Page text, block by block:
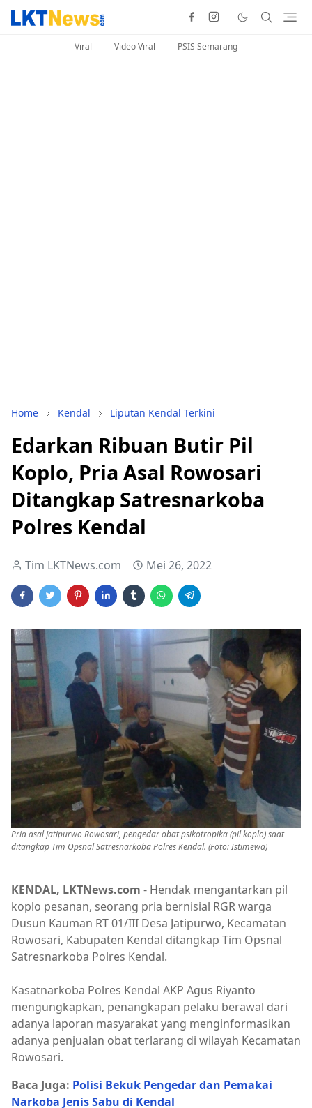
Viral Video Viral PSIS Semarang
Home Kendal Liputan Kendal Terkini
Edarkan Ribuan Butir Pil
Koplo, Pria Asal Rowosari
Ditangkap Satresnarkoba
Polres Kendal
Tim LKTNews.com Mei 26, 2022
Pria asal Jatipurwo Rowosari, pengedar obat psikotropika (pil koplo) saat
ditangkap Tim Opsnal Satresnarkoba Polres Kendal. (Foto: Istimewa)
KENDAL, LKTNews.com - Hendak mengantarkan pil
koplo pesanan, seorang pria bernisial RGR warga
Dusun Kauman RT 01/III Desa Jatipurwo, Kecamatan
Rowosari, Kabupaten Kendal ditangkap Tim Opsnal
Satresnarkoba Polres Kendal.
Kasatnarkoba Polres Kendal AKP Agus Riyanto
mengungkapkan, penangkapan pelaku berawal dari
adanya laporan masyarakat yang menginformasikan
adanya penjualan obat terlarang di wilayah Kecamatan
Rowosari.
Baca Juga: Polisi Bekuk Pengedar dan Pemakai
Narkoba Jenis Sabu di Kendal